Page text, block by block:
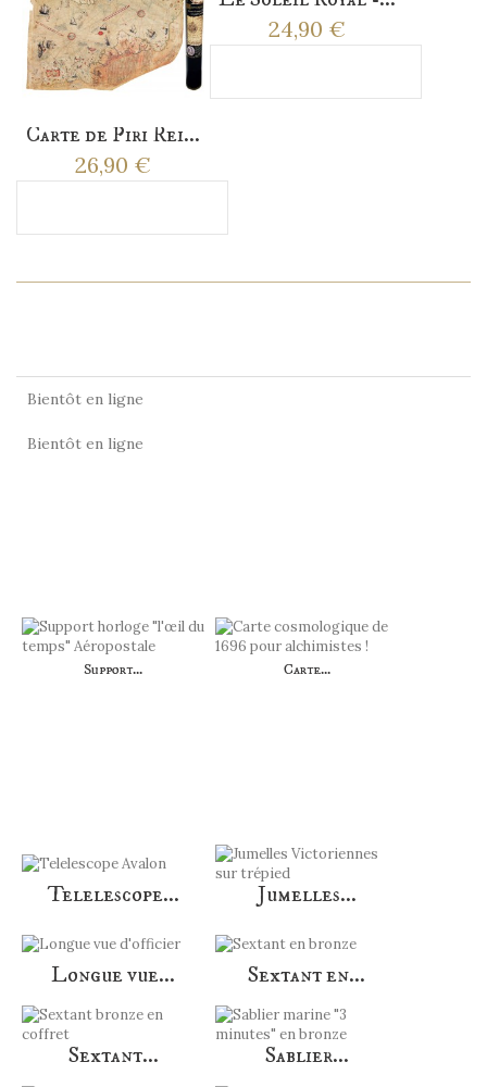
Carte de Piri Rei...
26,90 €
24,90 €
Bientôt en ligne
Bientôt en ligne
Support... Carte...
Telelescope... Jumelles...
Longue vue... Sextant en...
Sextant... Sablier...